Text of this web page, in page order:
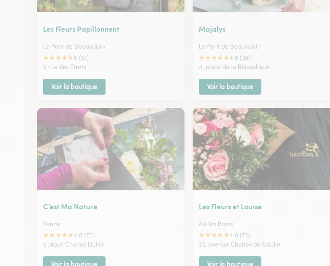
Les Fleurs Papillonnent
Le Pont de Beauvoisin
★★★★★ 5 (51)
1, rue des Etrets
Voir la boutique
Majalys
Le Pont de Beauvoisin
★★★★★4.8 (36)
4, place de la République
Voir la boutique
C’est Ma Nature
Yenne
★★★★★4.8 (75)
1, place Charles Dullin
Voir la boutique
Les Fleurs et Louise
Aix les Bains
★★★★★4.8 (72)
23, avenue Charles de Gaulle
Voir la boutique